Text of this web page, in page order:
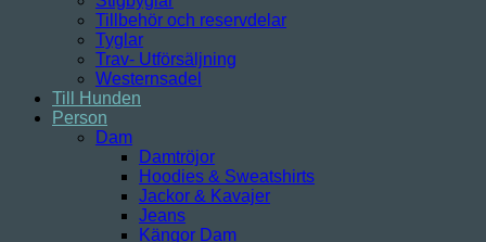
Tillbehör och reservdelar
Tyglar
Trav- Utförsäljning
Westernsadel
Till Hunden
Person
Dam
Damtröjor
Hoodies & Sweatshirts
Jackor & Kavajer
Jeans
Kängor Dam